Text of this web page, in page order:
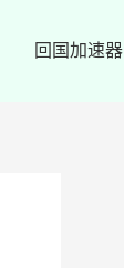
回国加速器